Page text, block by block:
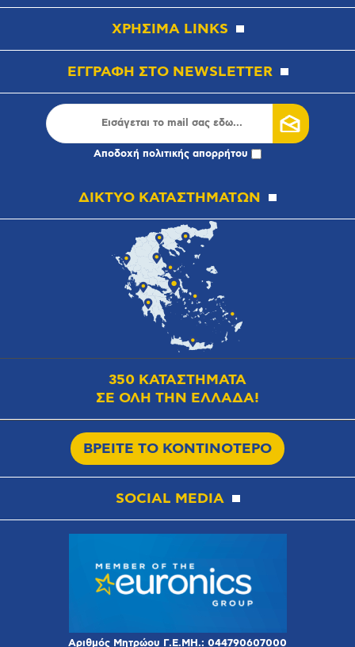
ΧΡΗΣΙΜΑ LINKS
ΕΓΓΡΑΦΗ ΣΤΟ NEWSLETTER
Αποδοχή πολιτικής απορρήτου
ΔΙΚΤΥΟ ΚΑΤΑΣΤΗΜΑΤΩΝ
350 ΚΑΤΑΣΤΗΜΑΤΑ
ΣΕ ΟΛΗ ΤΗΝ ΕΛΛΑΔΑ!
ΒΡΕΙΤΕ ΤΟ ΚΟΝΤΙΝΟΤΕΡΟ
SOCIAL MEDIA